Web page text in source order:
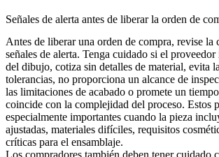
Señales de alerta antes de liberar la orden de
Antes de liberar una orden de compra, revise la
señales de alerta. Tenga cuidado si el
del dibujo, cotiza sin detalles de material, evita
tolerancias, no proporciona un alcance de
las limitaciones de acabado o promete un
coincide con la complejidad del proceso. Estos
especialmente importantes cuando la pieza
ajustadas, materiales difíciles, requisitos
críticas para el ensamblaje.
Los compradores también deben tener cuidado